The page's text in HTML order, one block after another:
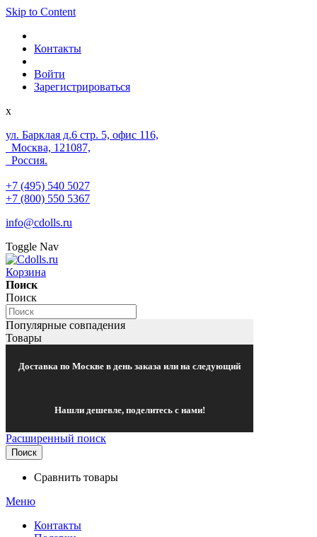
Skip to Content
Контакты
Войти
Зарегистрироваться
x
ул. Барклая д.6 стр. 5, офис 116,
Москва, 121087,
Россия.
+7 (495) 540 5027
+7 (800) 550 5367
info@cdolls.ru
Toggle Nav
Корзина
Поиск
Поиск
Популярные совпадения
Товары
Доставка по Москве в день заказа или на следующий
Нашли дешевле, поделитесь с нами!
Расширенный поиск
Поиск
Сравнить товары
Меню
Контакты